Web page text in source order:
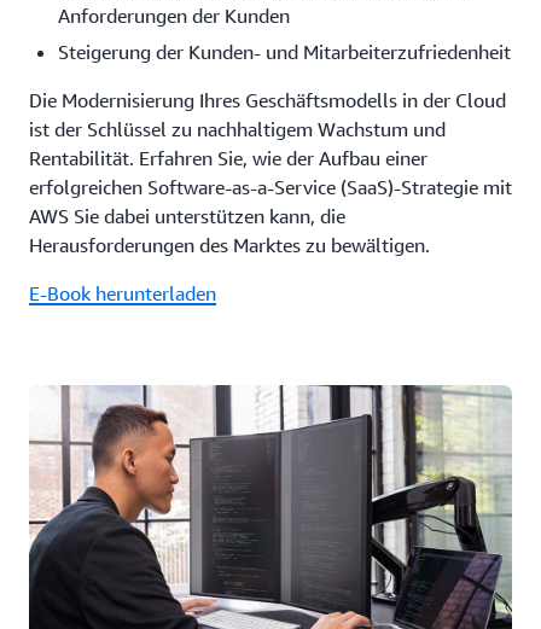
Anforderungen der Kunden
Steigerung der Kunden- und Mitarbeiterzufriedenheit
Die Modernisierung Ihres Geschäftsmodells in der Cloud
ist der Schlüssel zu nachhaltigem Wachstum und
Rentabilität. Erfahren Sie, wie der Aufbau einer
erfolgreichen Software-as-a-Service (SaaS)-Strategie mit
AWS Sie dabei unterstützen kann, die
Herausforderungen des Marktes zu bewältigen.
E-Book herunterladen